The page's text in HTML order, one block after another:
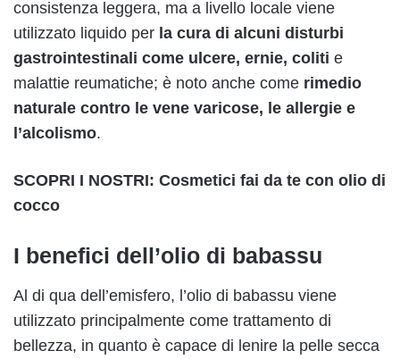
consistenza leggera, ma a livello locale viene
utilizzato liquido per la cura di alcuni disturbi
gastrointestinali come ulcere, ernie, coliti e
malattie reumatiche; è noto anche come rimedio
naturale contro le vene varicose, le allergie e
l’alcolismo.
SCOPRI I NOSTRI: Cosmetici fai da te con olio di
cocco
I benefici dell’olio di babassu
Al di qua dell’emisfero, l’olio di babassu viene
utilizzato principalmente come trattamento di
bellezza, in quanto è capace di lenire la pelle secca